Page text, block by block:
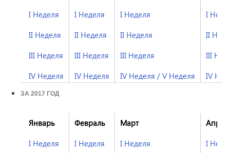
I Неделя
II Неделя
III Неделя
IV Неделя
I Неделя
II Неделя
III Неделя
IV Неделя
I Неделя
II Неделя
III Неделя
IV Неделя / V Неделя
I
II
III
IV
ЗА 2017 ГОД
Январь
I Неделя
Февраль
I Неделя
Март
I Неделя
I